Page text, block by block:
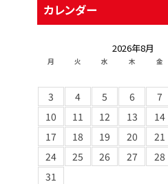
カレンダー
2026年8月
月 火 水 木 金
3
4 5 6 7
10
11 12 13 14
17
18 19 20 21
24
25 26 27 28
31